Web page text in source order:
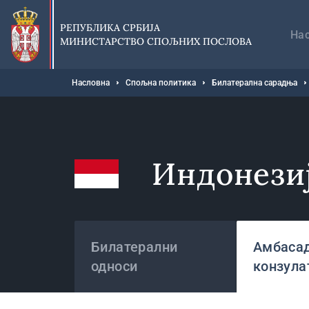
Прескочи
главни
део
садржаја
РЕПУБЛИКА СРБИЈА
МИНИСТАРСТВО СПОЉНИХ ПОСЛОВА
Мрвице
Насловна Спољна политика Билатерална сарадња
Билатерални
односи